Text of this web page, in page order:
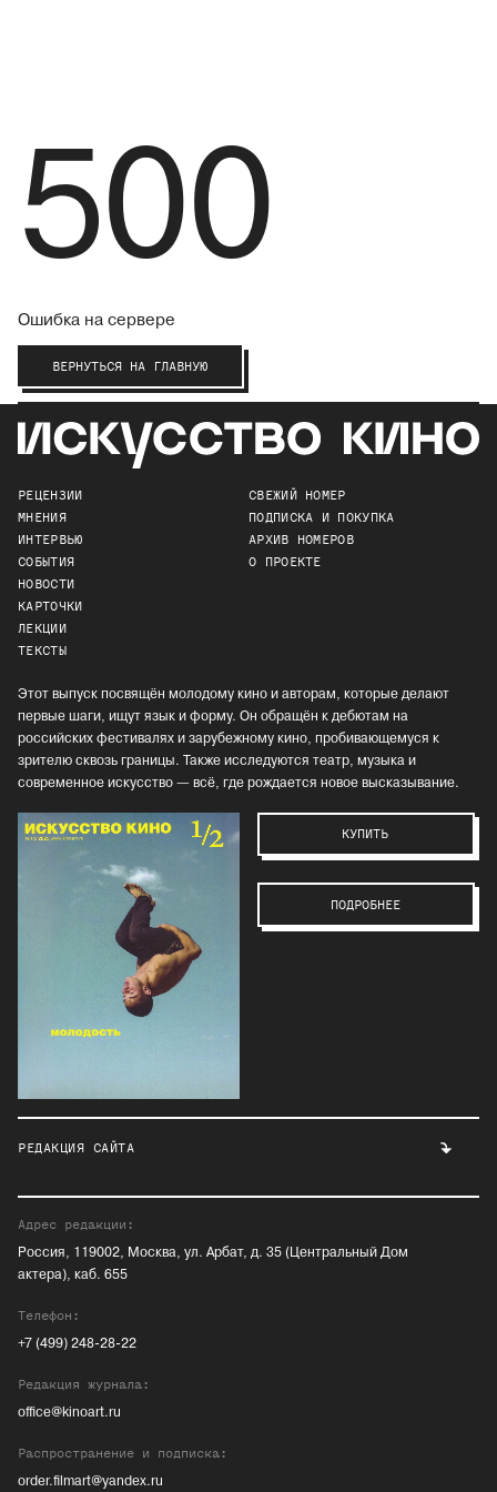
500
Ошибка на сервере
ВЕРНУТЬСЯ НА ГЛАВНУЮ
РЕЦЕНЗИИ
МНЕНИЯ
ИНТЕРВЬЮ
СОБЫТИЯ
НОВОСТИ
КАРТОЧКИ
ЛЕКЦИИ
ТЕКСТЫ
СВЕЖИЙ НОМЕР
ПОДПИСКА И ПОКУПКА
АРХИВ НОМЕРОВ
О ПРОЕКТЕ
Этот выпуск посвящён молодому кино и авторам, которые делают
первые шаги, ищут язык и форму. Он обращён к дебютам на
российских фестивалях и зарубежному кино, пробивающемуся к
зрителю сквозь границы. Также исследуются театр, музыка и
современное искусство — всё, где рождается новое высказывание.
КУПИТЬ
ПОДРОБНЕЕ
РЕДАКЦИЯ САЙТА
Адрес редакции:
Россия, 119002, Москва, ул. Арбат, д. 35 (Центральный Дом
актера), каб. 655
Телефон:
+7 (499) 248-28-22
Редакция журнала:
office@kinoart.ru
Распространение и подписка:
order.filmart@yandex.ru